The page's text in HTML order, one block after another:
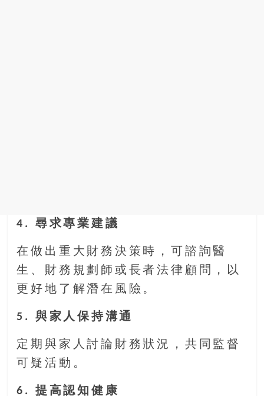
4. 尋求專業建議
在做出重大財務決策時，可諮詢醫
生、財務規劃師或長者法律顧問，以
更好地了解潛在風險。
5. 與家人保持溝通
定期與家人討論財務狀況，共同監督
可疑活動。
6. 提高認知健康